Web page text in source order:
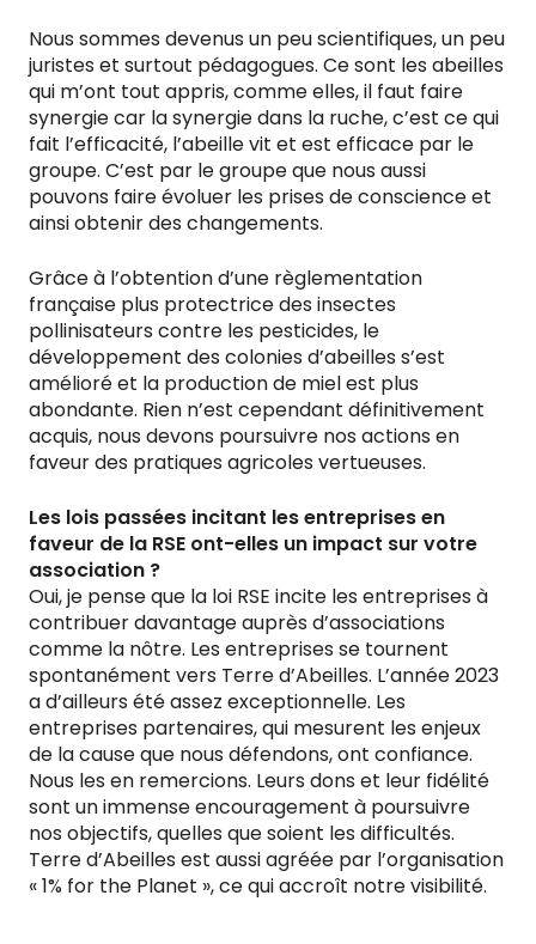
Nous sommes devenus un peu scientifiques, un peu
juristes et surtout pédagogues. Ce sont les abeilles
qui m’ont tout appris, comme elles, il faut faire
synergie car la synergie dans la ruche, c’est ce qui
fait l’efficacité, l’abeille vit et est efficace par le
groupe. C’est par le groupe que nous aussi
pouvons faire évoluer les prises de conscience et
ainsi obtenir des changements.
Grâce à l’obtention d’une règlementation
française plus protectrice des insectes
pollinisateurs contre les pesticides, le
développement des colonies d’abeilles s’est
amélioré et la production de miel est plus
abondante. Rien n’est cependant définitivement
acquis, nous devons poursuivre nos actions en
faveur des pratiques agricoles vertueuses.
Les lois passées incitant les entreprises en
faveur de la RSE ont-elles un impact sur votre
association ?
Oui, je pense que la loi RSE incite les entreprises à
contribuer davantage auprès d’associations
comme la nôtre. Les entreprises se tournent
spontanément vers Terre d’Abeilles. L’année 2023
a d’ailleurs été assez exceptionnelle. Les
entreprises partenaires, qui mesurent les enjeux
de la cause que nous défendons, ont confiance.
Nous les en remercions. Leurs dons et leur fidélité
sont un immense encouragement à poursuivre
nos objectifs, quelles que soient les difficultés.
Terre d’Abeilles est aussi agréée par l’organisation
« 1% for the Planet », ce qui accroît notre visibilité.